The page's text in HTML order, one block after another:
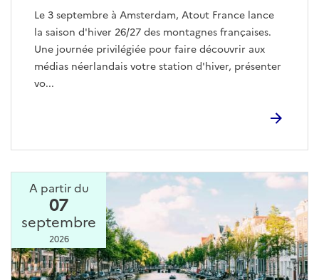
Le 3 septembre à Amsterdam, Atout France lance
la saison d'hiver 26/27 des montagnes françaises.
Une journée privilégiée pour faire découvrir aux
médias néerlandais votre station d'hiver, présenter
vo...
A partir du
07
septembre
2026